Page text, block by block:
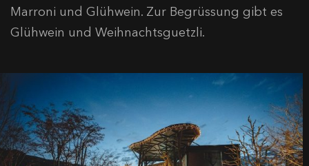
Marroni und Glühwein. Zur Begrüssung gibt es
Glühwein und Weihnachtsguetzli.